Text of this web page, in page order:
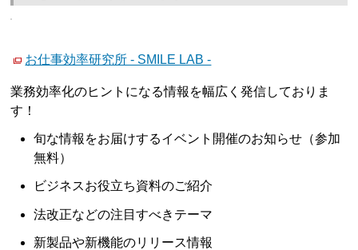
お仕事効率研究所 - SMILE LAB -
業務効率化のヒントになる情報を幅広く発信しておりま
す！
旬な情報をお届けするイベント開催のお知らせ（参加
無料）
ビジネスお役立ち資料のご紹介
法改正などの注目すべきテーマ
新製品や新機能のリリース情報